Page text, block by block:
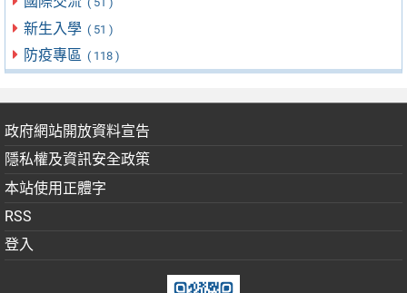
新生入學 ( 51 )
防疫專區 ( 118 )
政府網站開放資料宣告
隱私權及資訊安全政策
本站使用正體字
RSS
登入